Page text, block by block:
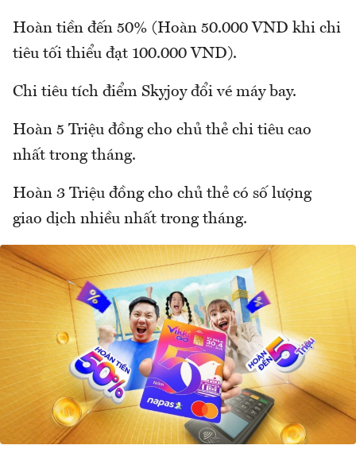
Hoàn tiền đến 50% (Hoàn 50.000 VND khi chi
tiêu tối thiểu đạt 100.000 VND).
Chi tiêu tích điểm Skyjoy đổi vé máy bay.
Hoàn 5 Triệu đồng cho chủ thẻ chi tiêu cao
nhất trong tháng.
Hoàn 3 Triệu đồng cho chủ thẻ có số lượng
giao dịch nhiều nhất trong tháng.